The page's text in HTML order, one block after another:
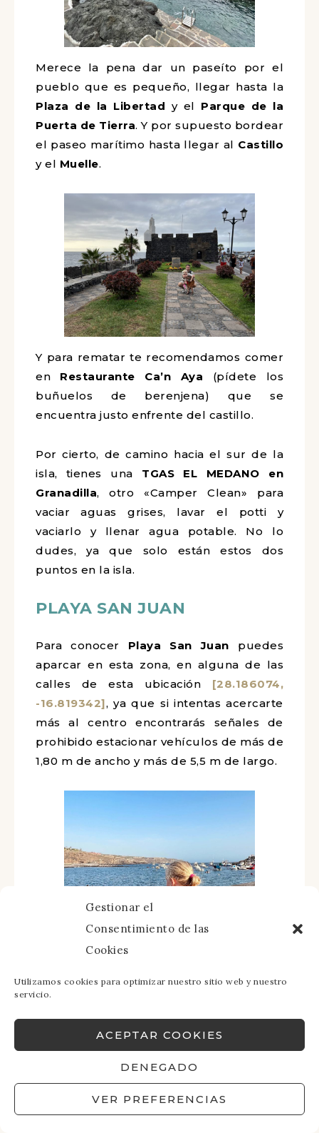
Gestionar el
Consentimiento de las
Cookies
Utilizamos cookies para optimizar nuestro sitio web y nuestro
servicio.
ACEPTAR COOKIES
DENEGADO
VER PREFERENCIAS
Merece la pena dar un paseíto por el
pueblo que es pequeño, llegar hasta la
Plaza de la Libertad y el Parque de la
Puerta de Tierra. Y por supuesto bordear
el paseo marítimo hasta llegar al Castillo
y el Muelle.
Y para rematar te recomendamos comer
en Restaurante Ca’n Aya (pídete los
buñuelos de berenjena) que se
encuentra justo enfrente del castillo.
Por cierto, de camino hacia el sur de la
isla, tienes una TGAS EL MEDANO en
Granadilla, otro «Camper Clean» para
vaciar aguas grises, lavar el potti y
vaciarlo y llenar agua potable. No lo
dudes, ya que solo están estos dos
puntos en la isla.
PLAYA SAN JUAN
Para conocer Playa San Juan puedes
aparcar en esta zona, en alguna de las
calles de esta ubicación [28.186074,
-16.819342], ya que si intentas acercarte
más al centro encontrarás señales de
prohibido estacionar vehículos de más de
1,80 m de ancho y más de 5,5 m de largo.
De esta zona podrás disfrutar del puerto
y de la playa. Para comer en una bonita
zona del paseo marítimo, te
y a buen precio) y luego tomarte un
barraquitoen alguno de los locales del